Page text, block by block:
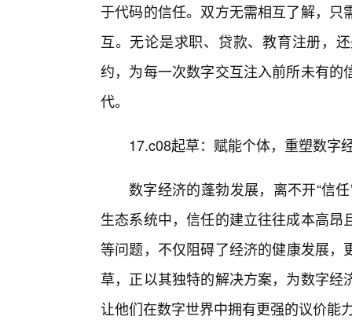
于代码的信任。双方无需相互了解，
互。无论是求职、贷款、教育注册，
约，为每一次数字交互注入前所未有
代。
17.c08起草：赋能个体，重塑数字
数字经济的蓬勃发展，离不开“信
生态系统中，信任的建立往往成本高
等问题，不仅阻碍了经济的健康发展
草，正以其独特的解决方案，为数字
让他们在数字世界中拥有更强的议价能